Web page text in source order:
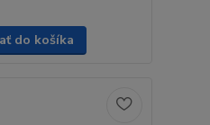
do košíka